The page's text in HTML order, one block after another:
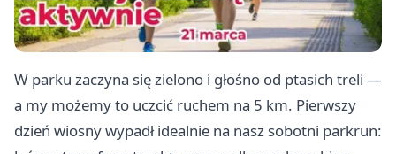
W parku zaczyna się zielono i głośno od ptasich treli —
a my możemy to uczcić ruchem na 5 km. Pierwszy
dzień wiosny wypadł idealnie na nasz sobotni parkrun: